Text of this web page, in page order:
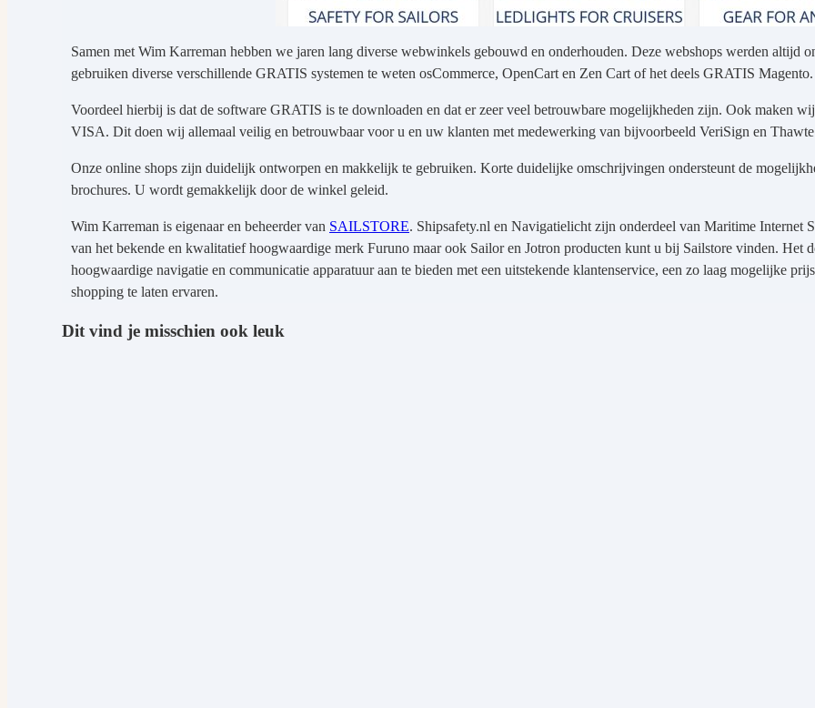
Samen met Wim Karreman hebben we jaren lang diverse webwinkels gebouwd en onderhouden. Deze webshops werden altijd
gebruiken diverse verschillende GRATIS systemen te weten osCommerce, OpenCart en Zen Cart of het deels GRATIS Magento.
Voordeel hierbij is dat de software GRATIS is te downloaden en dat er zeer veel betrouwbare mogelijkheden zijn. Ook maken
VISA. Dit doen wij allemaal veilig en betrouwbaar voor u en uw klanten met medewerking van bijvoorbeeld VeriSign en
Onze online shops zijn duidelijk ontworpen en makkelijk te gebruiken. Korte duidelijke omschrijvingen ondersteunt de
brochures. U wordt gemakkelijk door de winkel geleid.
Wim Karreman is eigenaar en beheerder van SAILSTORE. Shipsafety.nl en Navigatielicht zijn onderdeel van Maritime Internet
van het bekende en kwalitatief hoogwaardige merk Furuno maar ook Sailor en Jotron producten kunt u bij Sailstore vinden. Het
hoogwaardige navigatie en communicatie apparatuur aan te bieden met een uitstekende klantenservice, een zo laag mogelijke
shopping te laten ervaren.
Dit vind je misschien ook leuk